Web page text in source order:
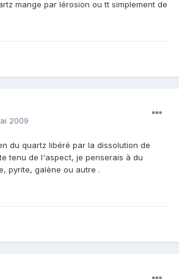
mange par lérosion ou tt simplement de
2009
du quartz libéré par la dissolution de
tenu de l'aspect, je penserais à du
pyrite, galène ou autre .